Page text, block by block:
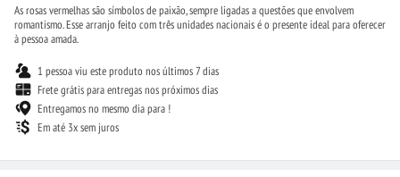
As rosas vermelhas são símbolos de paixão, sempre ligadas a questões que envolvem
romantismo. Esse arranjo feito com três unidades nacionais é o presente ideal para oferecer
à pessoa amada.
1 pessoa viu este produto nos últimos 7 dias
Frete grátis para entregas nos próximos dias
Entregamos no mesmo dia para !
Em até 3x sem juros